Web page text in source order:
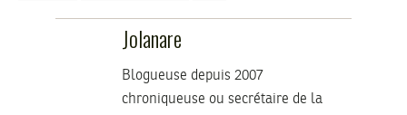
Jolanare
Blogueuse depuis 2007
chroniqueuse ou secrétaire de la